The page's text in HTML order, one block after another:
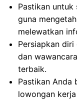
Pastikan untuk
guna
melewatkan
Persiapkan
dan
terbaik.
Pastikan Anda
lowongan